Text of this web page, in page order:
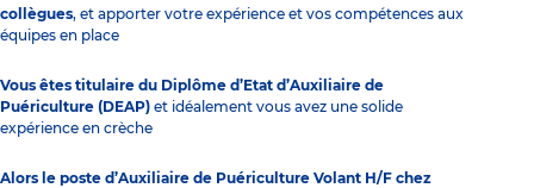
collègues, et apporter votre expérience et vos compétences aux
équipes en place
Vous êtes titulaire du Diplôme d’Etat d’Auxiliaire de
Puériculture (DEAP) et idéalement vous avez une solide
expérience en crèche
Alors le poste d’Auxiliaire de Puériculture Volant H/F chez